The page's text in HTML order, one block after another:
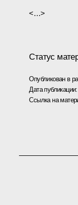
<…>
Статус
Опубликован в
Дата публикации:
Ссылка на